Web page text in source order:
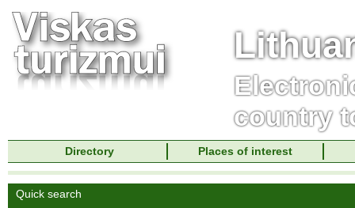
country
Directory Places of interest
Quick search